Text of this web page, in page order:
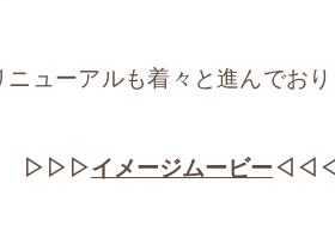
ニューアルも着々と進んでお
▷▷▷イメージムービー